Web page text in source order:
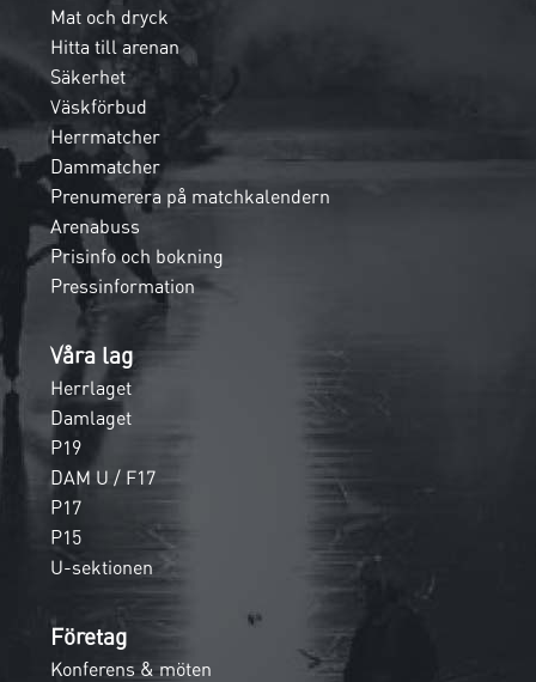
Mat och dryck
Hitta till arenan
Säkerhet
Väskförbud
Herrmatcher
Dammatcher
Prenumerera på matchkalendern
Arenabuss
Prisinfo och bokning
Pressinformation
Våra lag
Herrlaget
Damlaget
P19
DAM U / F17
P17
P15
U-sektionen
Företag
Konferens & möten